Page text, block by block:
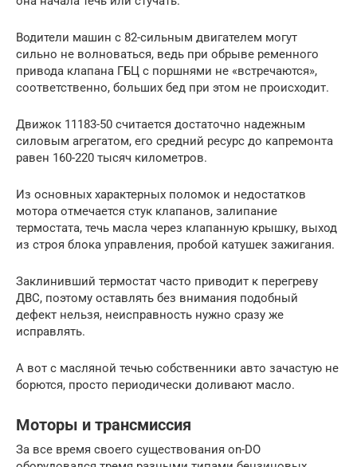
Водители машин с 82-сильным двигателем могут
сильно не волноваться, ведь при обрыве ременного
привода клапана ГБЦ с поршнями не «встречаются»,
соответственно, больших бед при этом не происходит.
Движок 11183-50 считается достаточно надежным
силовым агрегатом, его средний ресурс до капремонта
равен 160-220 тысяч километров.
Из основных характерных поломок и недостатков
мотора отмечается стук клапанов, залипание
термостата, течь масла через клапанную крышку, выход
из строя блока управления, пробой катушек зажигания.
Заклинивший термостат часто приводит к перегреву
ДВС, поэтому оставлять без внимания подобный
дефект нельзя, неисправность нужно сразу же
исправлять.
А вот с масляной течью собственники авто зачастую не
борются, просто периодически доливают масло.
Моторы и трансмиссия
За все время своего существования on-DO